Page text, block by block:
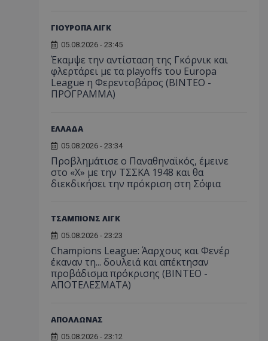
ΓΙΟΥΡΟΠΑ ΛΙΓΚ
05.08.2026 - 23:45
Έκαμψε την αντίσταση της Γκόρνικ και
φλερτάρει με τα playoffs του Europa
League η Φερεντσβάρος (ΒΙΝΤΕΟ -
ΠΡΟΓΡΑΜΜΑ)
ΕΛΛΑΔΑ
05.08.2026 - 23:34
Προβλημάτισε ο Παναθηναϊκός, έμεινε
στο «Χ» με την ΤΣΣΚΑ 1948 και θα
διεκδικήσει την πρόκριση στη Σόφια
ΤΣΑΜΠΙΟΝΣ ΛΙΓΚ
05.08.2026 - 23:23
Champions League: Άαρχους και Φενέρ
έκαναν τη... δουλειά και απέκτησαν
προβάδισμα πρόκρισης (ΒΙΝΤΕΟ -
ΑΠΟΤΕΛΕΣΜΑΤΑ)
ΑΠΟΛΛΩΝΑΣ
05.08.2026 - 23:12